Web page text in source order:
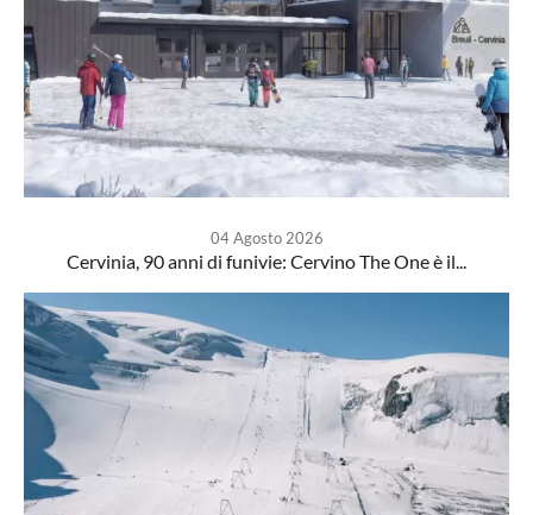
04 Agosto 2026
Cervinia, 90 anni di funivie: Cervino The One è il...